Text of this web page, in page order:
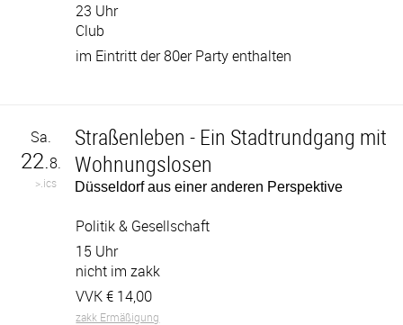
23 Uhr
Club
im Eintritt der 80er Party enthalten
Sa.
22.8.
>.ics
Straßenleben - Ein Stadtrundgang mit
Wohnungslosen
Düsseldorf aus einer anderen Perspektive
Politik & Gesellschaft
15 Uhr
nicht im zakk
VVK € 14,00
zakk Ermäßigung